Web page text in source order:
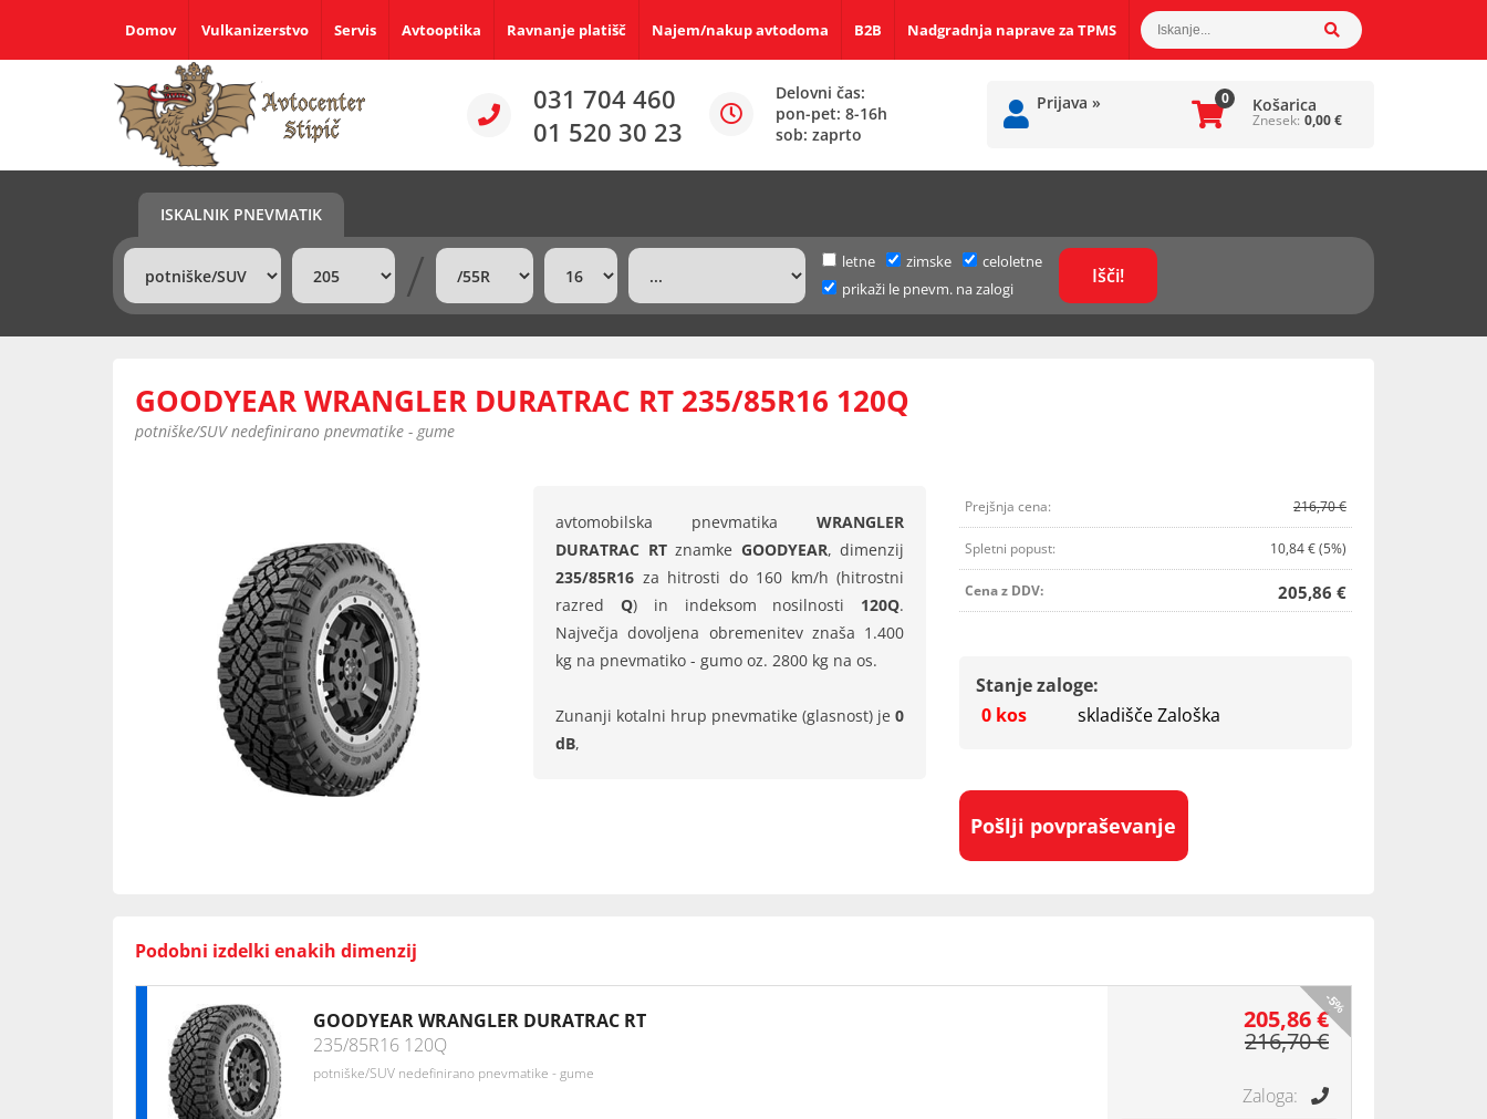
Domov Vulkanizerstvo Servis Avtooptika Ravnanje platišč Najem/nakup avtodoma B2B Nadgradnja naprave za TPMS
031 704 460
01 520 30 23
Delovni čas:
pon-pet: 8-16h
sob: zaprto
Prijava » Košarica
0
Znesek: 0,00€
ISKALNIK PNEVMATIK
/ letne zimske
celoletne
prikaži le pnevm. na zalogi
GOODYEAR WRANGLER DURATRAC RT 235/85R16 120Q
potniške/SUV nedefinirano pnevmatike - gume
avtomobilska pnevmatikaWRANGLER
DURATRAC RTznamke GOODYEAR, dimenzij
235/85R16 za hitrosti do 160 km/h (hitrostni
razred Q) in indeksom nosilnosti 120Q.
Največja dovoljena obremenitev znaša 1.400
kg na pnevmatiko - gumo oz. 2800 kg na os.
Zunanji kotalni hrup pnevmatike (glasnost) je0
dB,
Prejšnja cena: 216,70 €
Spletni popust: 10,84 € (5%)
Cena z DDV: 205,86 €
Stanje zaloge:
0 kos
skladišče Zaloška
Pošlji povpraševanje
Podobni izdelki enakih dimenzij
-5%
GOODYEAR WRANGLER DURATRAC RT
235/85R16 120Q
potniške/SUV nedefinirano pnevmatike - gume
205,86 €
216,70 €